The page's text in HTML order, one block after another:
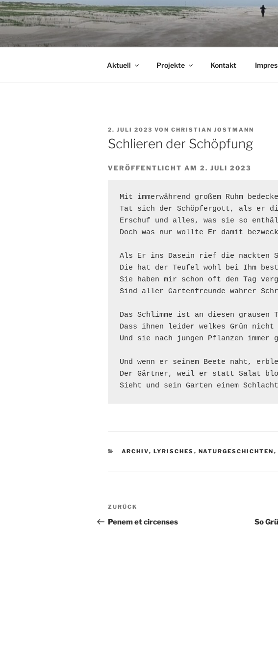
Zum
Inhalt
springen
Aktuell Projekte Kontakt
VERÖFFENTLICHT
AM
2. JULI 2023 VON CHRISTIAN JOSTMANN
Schlieren der Schöpfung
VERÖFFENTLICHT AM 2. JULI 2023
Mit immerwährend großem Ruhm
Tat sich der Schöpfergott, als er
Erschuf und alles, was sie so
Doch was nur wollte Er damit
Als Er ins Dasein rief die nackten
Die hat der Teufel wohl bei Ihm
Sie haben mir schon oft den Tag
Sind aller Gartenfreunde wahrer
Das Schlimme ist an diesen grausen
Dass ihnen leider welkes Grün
Und sie nach jungen Pflanzen immer
Und wenn er seinem Beete naht,
Der Gärtner, weil er statt Salat
Sieht und sein Garten einem
KATEGORIEN
ARCHIV, LYRISCHES , NATURGESCHICHTEN ,
Beitragsnavigation
Vorheriger
Beitrag
ZURÜCK
Penem et circenses So